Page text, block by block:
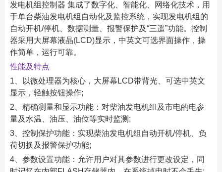
发电机组控制器 集成了数字化、智能化、网络化技术，用
于单台柴油发电机组自动化及监控系统，实现发电机组的
自动开机/停机、数据测量、报警保护及“三遥”功能。控制
器采用大屏幕液晶(LCD)显示，中英文可选界面操作，操
作简单，运行可靠。
性能及特点
1、以微处理器为核心，大屏幕LCD带背光、可选中英文
显示，轻触按钮操作;
2、精确测量和显示功能：对柴油发电机组及市电的电参
量及水温、油压、油位等实时监测;
3、控制保护功能：实现柴油发电机组自动开机/停机、负
荷切换及报警保护功能;
4、参数设置功能：允许用户对其参数进行更改设定，同